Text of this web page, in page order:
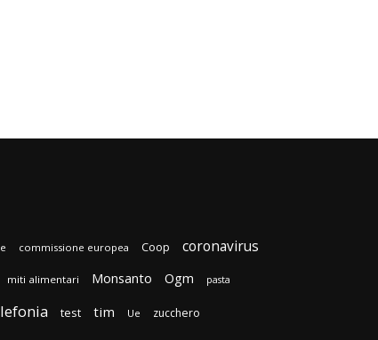
commissione europea Coop coronavirus
miti alimentari Monsanto Ogm pasta
test tim Ue zucchero